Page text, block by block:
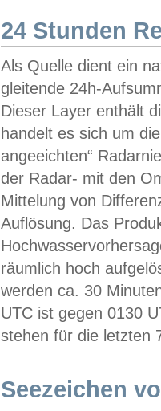
24 Stunden
Als Quelle dient ein
gleitende 24h-
Dieser Layer enthält
handelt es sich um
angeeichten“
der Radar- mit den
Mittelung von
Auflösung. Das
räumlich hoch
werden ca. 30
UTC ist gegen 0130
stehen für die letzten
Seezeichen